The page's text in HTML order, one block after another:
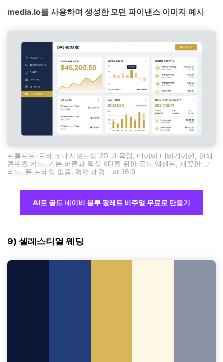
media.io를 사용하여 생성한 모던 파이낸스 이미지 예시
프롬프트: 핀테크 대시보드의 2D UI 목업, 네이비 내비게이션, 흰색
콘텐츠 카드, 기본 버튼과 핵심 KPI를 위한 골드 액센트, 깨끗한 그
리드, 폰 프레임 없음, 평면 배경 --ar 16:9
AI로 골드 네이비 블루 팔레트 비주얼 무료로 만들기
9) 셀레스티얼 웨딩